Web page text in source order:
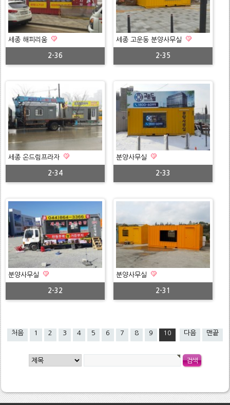
세종 해피리움
2-36
세종 고운동 분양사무실
2-35
세종 온드림프라자
2-34
분양사무실
2-33
분양사무실
2-32
분양사무실
2-31
처음 1 2 3 4 5 6 7 8 9 10 다음 맨끝